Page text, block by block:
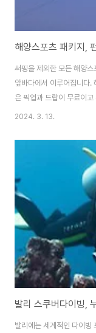
해양스포츠 패키지,
써핑을 제외한 모든 해양
앞바다에서 이루어집니다.
은 픽업과 드랍이 무료이
에 추가요금이 있습니다.아
할인이 되는 기존 페키지
노아는 해양스포츠의 메
두 이 곳에서 이루어집니
에서 시설이 넓고 깨끗하며
다이빙 연습용 풀장이 있어
2024. 3. 13.
발리 스쿠버다이빙,
발리에는 세계적인 다이빙